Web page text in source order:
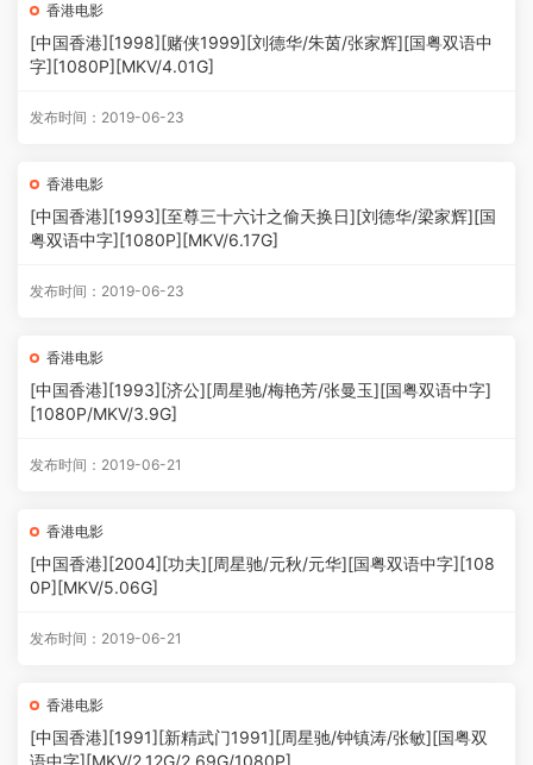
香港电影
[中国香港][1998][赌侠1999][刘德华/朱茵/张家辉][国粤双语中
字][1080P][MKV/4.01G]
发布时间：2019-06-23
香港电影
[中国香港][1993][至尊三十六计之偷天换日][刘德华/梁家辉][国
粤双语中字][1080P][MKV/6.17G]
发布时间：2019-06-23
香港电影
[中国香港][1993][济公][周星驰/梅艳芳/张曼玉][国粤双语中字]
[1080P/MKV/3.9G]
发布时间：2019-06-21
香港电影
[中国香港][2004][功夫][周星驰/元秋/元华][国粤双语中字][108
0P][MKV/5.06G]
发布时间：2019-06-21
香港电影
[中国香港][1991][新精武门1991][周星驰/钟镇涛/张敏][国粤双
语中字][MKV/2.12G/2.69G/1080P]